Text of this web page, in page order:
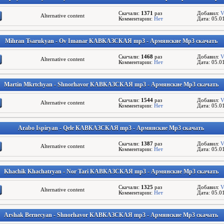
Alternative content Скачали: 1371 раз
Комментарии: Нет
Добавил:
Дата:
Mihran Tsarukyan - Ov Imanar КАВКАЗСКАЯ mp3 - Армянские Mp3 скачать
Alternative content Скачали: 1468 раз
Комментарии: Нет
Добавил:
Дата:
Martin Mkrtchyan - Shnorhavor КАВКАЗСКАЯ mp3 - Армянские Mp3 скачать
Alternative content Скачали: 1544 раз
Комментарии: Нет
Добавил:
Дата:
Arabo Ispiryan - Qele КАВКАЗСКАЯ mp3 - Армянские Mp3 скачать
Alternative content Скачали: 1387 раз
Комментарии: Нет
Добавил:
Дата:
Khachik Khachatryan - Nor Tari КАВКАЗСКАЯ mp3 - Армянские Mp3 скачать
Alternative content Скачали: 1325 раз
Комментарии: Нет
Добавил:
Дата:
Arshak Bernecyan - Shnorhavor КАВКАЗСКАЯ mp3 - Армянские Mp3 скачать